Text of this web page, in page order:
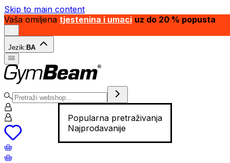
Skip to main content
Vaša omiljena tjestenina i umaci uz do 20 % popusta
Jezik: BA
Popularna pretraživanja
Najprodavanije